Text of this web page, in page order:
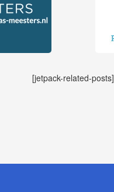
[jetpack-related-posts]